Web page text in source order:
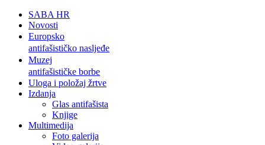
SABA HR
Novosti
Europsko
antifašističko nasljeđe
Muzej
antifašističke borbe
Uloga i položaj žrtve
Izdanja
Glas antifašista
Knjige
Multimedija
Foto galerija